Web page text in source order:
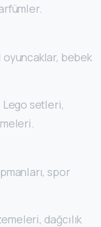
oyuncaklar, bebek
setleri,
spor
dağcılık